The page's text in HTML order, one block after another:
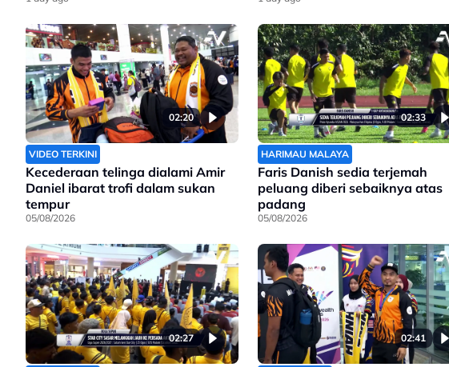
02:20
VIDEO TERKINI
Kecederaan telinga dialami Amir
Daniel ibarat trofi dalam sukan
tempur
05/08/2026
02:33
HARIMAU MALAYA
Faris Danish sedia terjemah
peluang diberi sebaiknya atas
padang
05/08/2026
02:27 02:41